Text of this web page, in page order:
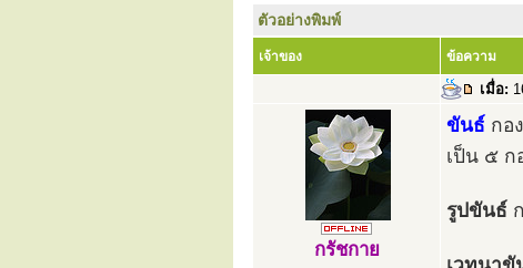
ตัวอย่างพิมพ์
เจ้าของ ข้อความ
เมื่อ:
กรัชกาย
ขันธ์ กอ
เป็น ๕ ก
รูปขันธ์